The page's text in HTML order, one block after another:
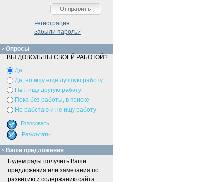
Регистрация
Забыли пароль?
Опросы
ВЫ ДОВОЛЬНЫ СВОЕЙ РАБОТОЙ?
Да
Да, но ищу еще лучшую работу
Нет, ищу другую работу
Пока без работы, в поиске
Не работаю и не ищу работу
Ваши предложения
Будем рады получить Ваши
предложения или замечания по
развитию и содержанию сайта.